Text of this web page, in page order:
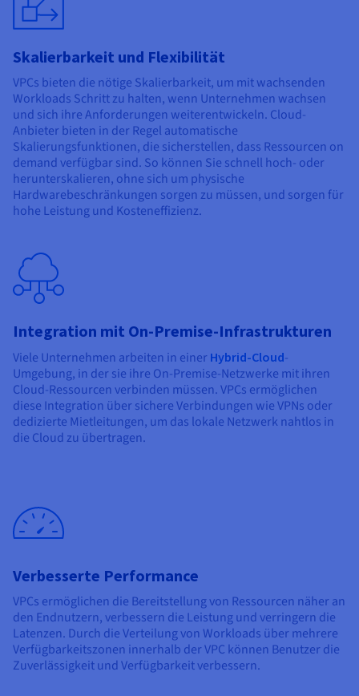
Skalierbarkeit und Flexibilität
VPCs bieten die nötige Skalierbarkeit, um mit wachsenden
Workloads Schritt zu halten, wenn Unternehmen wachsen
und sich ihre Anforderungen weiterentwickeln. Cloud-
Anbieter bieten in der Regel automatische
Skalierungsfunktionen, die sicherstellen, dass Ressourcen on
demand verfügbar sind. So können Sie schnell hoch- oder
herunterskalieren, ohne sich um physische
Hardwarebeschränkungen sorgen zu müssen, und sorgen für
hohe Leistung und Kosteneffizienz.
Integration mit On-Premise-Infrastrukturen
Viele Unternehmen arbeiten in einer Hybrid-Cloud-
Umgebung, in der sie ihre On-Premise-Netzwerke mit ihren
Cloud-Ressourcen verbinden müssen. VPCs ermöglichen
diese Integration über sichere Verbindungen wie VPNs oder
dedizierte Mietleitungen, um das lokale Netzwerk nahtlos in
die Cloud zu übertragen.
Verbesserte Performance
VPCs ermöglichen die Bereitstellung von Ressourcen näher an
den Endnutzern, verbessern die Leistung und verringern die
Latenzen. Durch die Verteilung von Workloads über mehrere
Verfügbarkeitszonen innerhalb der VPC können Benutzer die
Zuverlässigkeit und Verfügbarkeit verbessern.